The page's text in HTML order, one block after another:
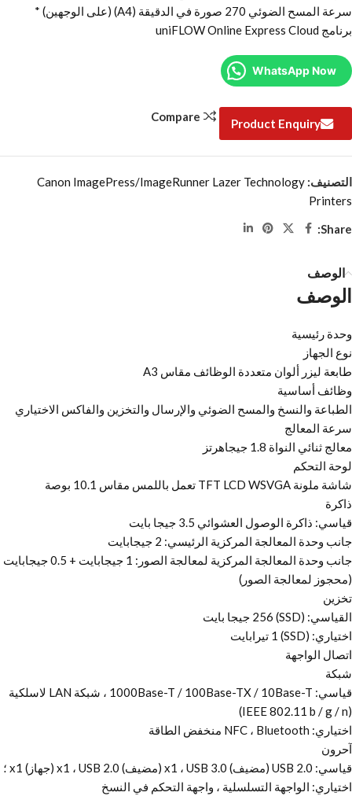
سرعة المسح الضوئي 270 صورة في الدقيقة (A4) (على الوجهين) *
برنامج uniFLOW Online Express Cloud
WhatsApp Now
Product Enquiry
Compare
التصنيف: Canon ImagePress/ImageRunner Lazer Technology
Printers
Share:
الوصف
الوصف
وحدة رئيسية
نوع الجهاز
طابعة ليزر ألوان متعددة الوظائف مقاس A3
وظائف أساسية
الطباعة والنسخ والمسح الضوئي والإرسال والتخزين والفاكس الاختياري
سرعة المعالج
معالج ثنائي النواة 1.8 جيجاهرتز
لوحة التحكم
شاشة ملونة TFT LCD WSVGA تعمل باللمس مقاس 10.1 بوصة
ذاكرة
قياسي: ذاكرة الوصول العشوائي 3.5 جيجا بايت
جانب وحدة المعالجة المركزية الرئيسي: 2 جيجابايت
جانب وحدة المعالجة المركزية لمعالجة الصور: 1 جيجابايت + 0.5 جيجابايت
(محجوز لمعالجة الصور)
تخزين
القياسي: (SSD) 256 جيجا بايت
اختياري: (SSD) 1 تيرابايت
اتصال الواجهة
شبكة
قياسي: 1000Base-T / 100Base-TX / 10Base-T ، شبكة LAN لاسلكية
(IEEE 802.11 b / g / n)
اختياري: NFC ، Bluetooth منخفض الطاقة
آحرون
قياسي: USB 2.0 (مضيف) x1 ، USB 3.0 (مضيف) x1 ، USB 2.0 (جهاز) x1 ؛
اختياري: الواجهة التسلسلية ، واجهة التحكم في النسخ